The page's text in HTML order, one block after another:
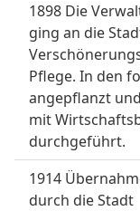
1898 Die
ging an die
Pflege. In den
angepflanzt
mit
durchgeführt.
1914
durch die Stadt